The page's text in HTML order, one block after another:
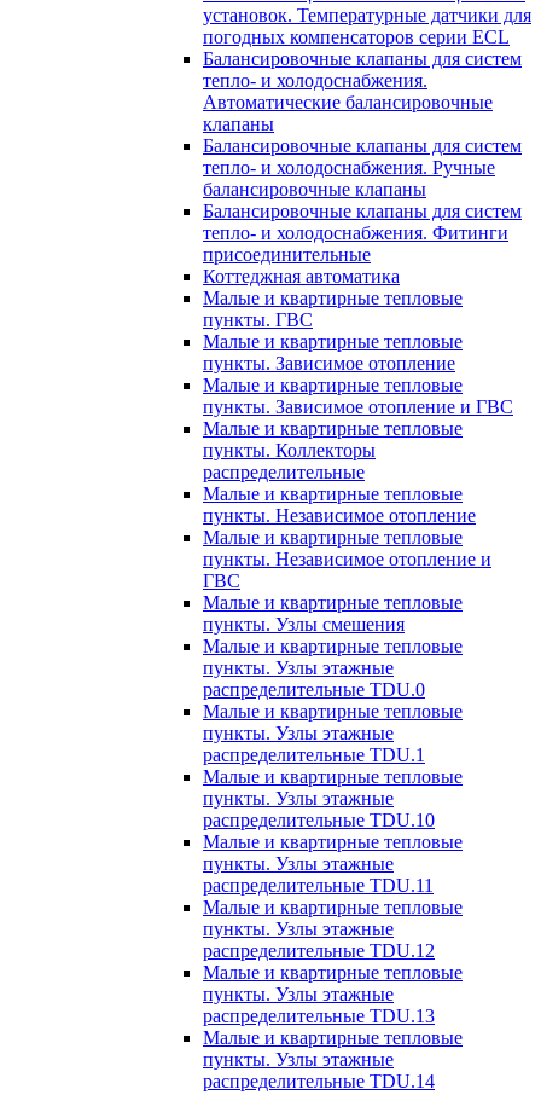
установок. Температурные датчики для
погодных компенсаторов серии ECL
Балансировочные клапаны для систем
тепло- и холодоснабжения.
Автоматические балансировочные
клапаны
Балансировочные клапаны для систем
тепло- и холодоснабжения. Ручные
балансировочные клапаны
Балансировочные клапаны для систем
тепло- и холодоснабжения. Фитинги
присоединительные
Коттеджная автоматика
Малые и квартирные тепловые
пункты. ГВС
Малые и квартирные тепловые
пункты. Зависимое отопление
Малые и квартирные тепловые
пункты. Зависимое отопление и ГВС
Малые и квартирные тепловые
пункты. Коллекторы
распределительные
Малые и квартирные тепловые
пункты. Независимое отопление
Малые и квартирные тепловые
пункты. Независимое отопление и
ГВС
Малые и квартирные тепловые
пункты. Узлы смешения
Малые и квартирные тепловые
пункты. Узлы этажные
распределительные TDU.0
Малые и квартирные тепловые
пункты. Узлы этажные
распределительные TDU.1
Малые и квартирные тепловые
пункты. Узлы этажные
распределительные TDU.10
Малые и квартирные тепловые
пункты. Узлы этажные
распределительные TDU.11
Малые и квартирные тепловые
пункты. Узлы этажные
распределительные TDU.12
Малые и квартирные тепловые
пункты. Узлы этажные
распределительные TDU.13
Малые и квартирные тепловые
пункты. Узлы этажные
распределительные TDU.14